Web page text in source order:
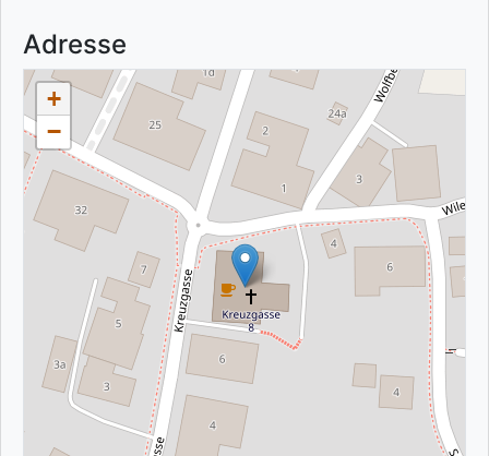
Adresse
+
−